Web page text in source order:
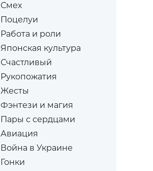
Смех
Поцелуи
Работа и роли
Японская культура
Счастливый
Рукопожатия
Жесты
Фэнтези и магия
Пары с сердцами
Авиация
Война в Украине
Гонки